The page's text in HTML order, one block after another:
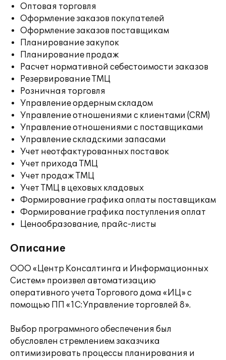
Оптовая торговля
Оформление заказов покупателей
Оформление заказов поставщикам
Планирование закупок
Планирование продаж
Расчет нормативной себестоимости заказов
Резервирование ТМЦ
Розничная торговля
Управление ордерным складом
Управление отношениями с клиентами (CRM)
Управление отношениями с поставщиками
Управление складскими запасами
Учет неотфактурованных поставок
Учет прихода ТМЦ
Учет продаж ТМЦ
Учет ТМЦ в цеховых кладовых
Формирование графика оплаты поставщикам
Формирование графика поступления оплат
Ценообразование, прайс-листы
Описание
ООО «Центр Консалтинга и Информационных
Систем» произвел автоматизацию
оперативного учета Торгового дома «ИЦ» с
помощью ПП «1С:Управление торговлей 8».
Выбор программного обеспечения был
обусловлен стремлением заказчика
оптимизировать процессы планирования и